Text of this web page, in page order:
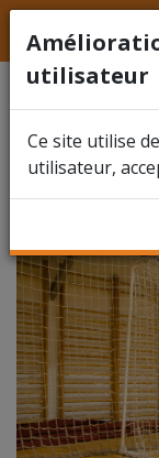
LFFSHainaut
CHIM
utilisateur
Ce site utilise
utilisateur,